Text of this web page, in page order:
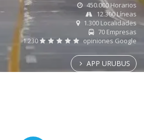
450.000 Horarios
12.300 Líneas
1.300 Localidades
70 Empresas
1.230
opiniones Google
APP URUBUS